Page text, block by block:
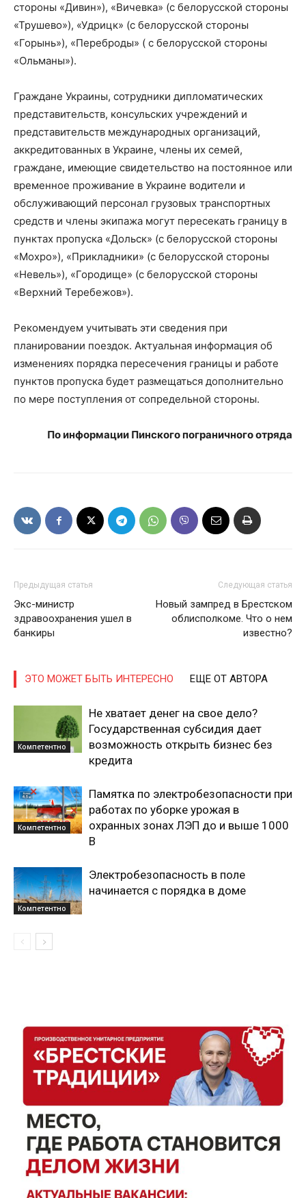
"Драгічынскі Веснік"
стороны «Дивин»), «Вичевка» (с белорусской стороны
«Трушево»), «Удрицк» (с белорусской стороны
«Горынь»), «Переброды» ( с белорусской стороны
«Ольманы»).
Граждане Украины, сотрудники дипломатических
представительств, консульских учреждений и
представительств международных организаций,
аккредитованных в Украине, члены их семей,
граждане, имеющие свидетельство на постоянное или
временное проживание в Украине водители и
обслуживающий персонал грузовых транспортных
средств и члены экипажа могут пересекать границу в
пунктах пропуска «Дольск» (с белорусской стороны
«Мохро»), «Прикладники» (с белорусской стороны
«Невель»), «Городище» (с белорусской стороны
«Верхний Теребежов»).
Рекомендуем учитывать эти сведения при
планировании поездок. Актуальная информация об
изменениях порядка пересечения границы и работе
пунктов пропуска будет размещаться дополнительно
по мере поступления от сопредельной стороны.
По информации Пинского пограничного отряда
Предыдущая статья
Экс-министр
здравоохранения ушел в
банкиры
Следующая статья
Новый зампред в Брестском
облисполкоме. Что о нем
известно?
ЭТО МОЖЕТ БЫТЬ ИНТЕРЕСНО ЕЩЕ ОТ АВТОРА
Компетентно
Не хватает денег на свое дело?
Государственная субсидия дает
возможность открыть бизнес без
кредита
Компетентно
Памятка по электробезопасности при
работах по уборке урожая в
охранных зонах ЛЭП до и выше 1000
В
Компетентно
Электробезопасность в поле
начинается с порядка в доме